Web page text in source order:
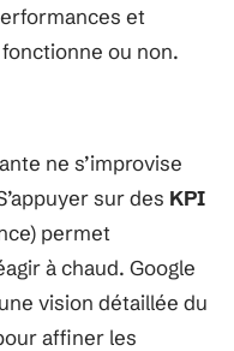
et
ou non.
ne s’improvise
sur des KPI
permet
à chaud. Google
vision détaillée du
affiner les